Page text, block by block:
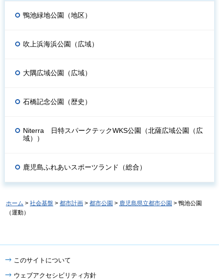
鴨池緑地公園（地区）
吹上浜海浜公園（広域）
大隅広域公園（広域）
石橋記念公園（歴史）
Niterra 日特スパークテックWKS公園（北薩広域公園（広
域））
鹿児島ふれあいスポーツランド（総合）
ホーム > 社会基盤 > 都市計画 > 都市公園 > 鹿児島県立都市公園 > 鴨池公園
（運動）
このサイトについて
ウェブアクセシビリティ方針